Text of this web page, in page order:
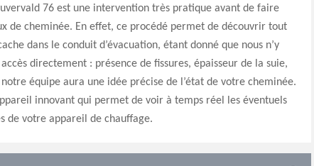
76 est une intervention très pratique avant de faire
de cheminée. En effet, ce procédé permet de découvrir tout
dans le conduit d’évacuation, étant donné que nous n’y
accès directement : présence de fissures, épaisseur de la suie,
équipe aura une idée précise de l’état de votre cheminée.
innovant qui permet de voir à temps réel les éventuels
de votre appareil de chauffage.